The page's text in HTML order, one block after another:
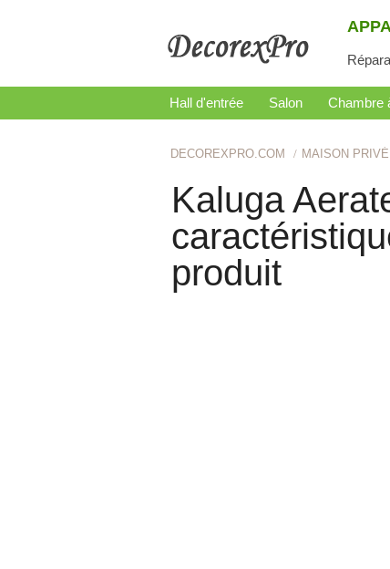
Hall d'entrée Salon Chambre
DECOREXPRO.COM MAISON
Kaluga
produit